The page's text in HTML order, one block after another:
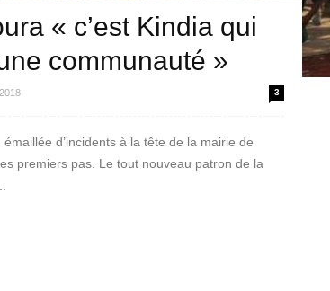
« c’est Kindia qui
communauté »
3
d’incidents à la tête de la mairie de
premiers pas. Le tout nouveau patron de la